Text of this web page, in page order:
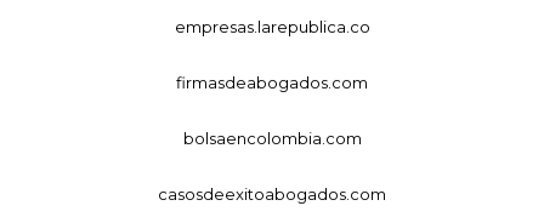
empresas.larepublica.co
firmasdeabogados.com
bolsaencolombia.com
casosdeexitoabogados.com